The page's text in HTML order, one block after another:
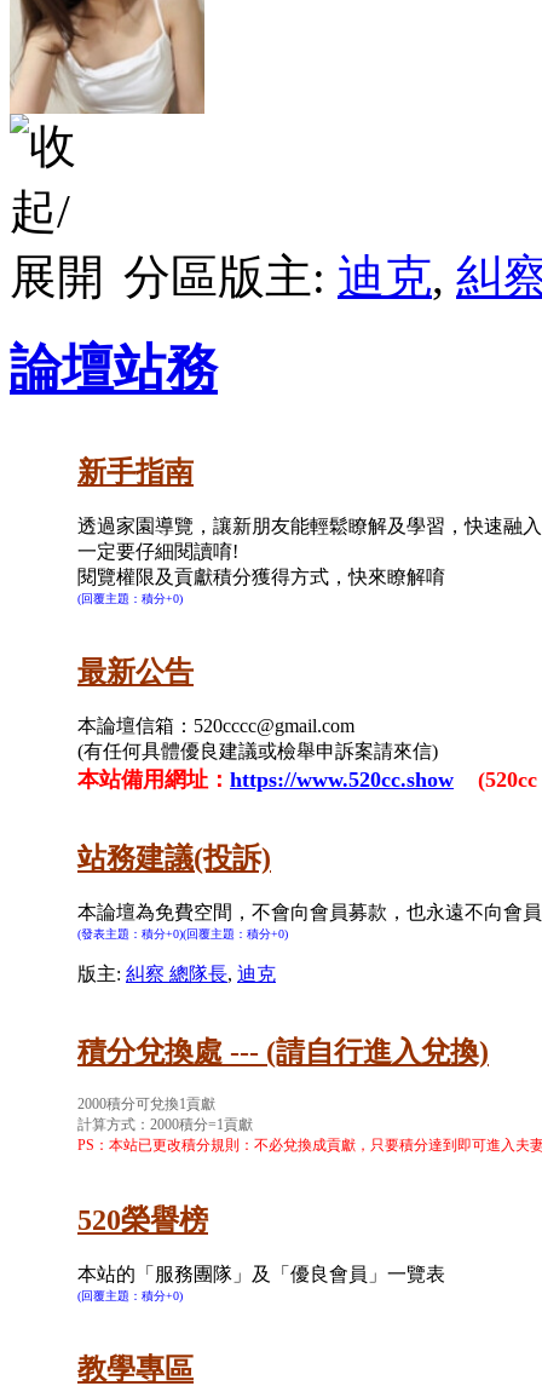
分區版主: 迪克, 糾
論壇站務
新手指南
透過家園導覽，讓新朋友能輕鬆瞭解及學習，快速融
一定要仔細閱讀唷!
閱覽權限及貢獻積分獲得方式，快來瞭解唷
(回覆主題：積分+0)
最新公告
本論壇信箱： 520cccc@gmail.com
(有任何具體優良建議或檢舉申訴案請來信)
本站備用網址： https://www.520cc.show (520cc
站務建議(投訴)
本論壇為免費空間，不會向會員募款，也永遠不向會
(發表主題：積分+0)(回覆主題：積分+0)
版主: 糾察 總隊長, 迪克
積分兌換處 --- (請自行進入兌換)
2000積分可兌換1貢獻
計算方式：2000積分=1貢獻
PS：本站已更改積分規則： 不必兌換成貢獻，只要積分達到即可進入夫
520榮譽榜
本站的「服務團隊」及「優良會員」一覽表
(回覆主題：積分+0)
教學專區